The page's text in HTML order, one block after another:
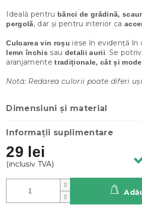
29 lei
Ideală pentru bănci de grădină,
pergolă, dar și pentru interior ca
Culoarea vin roșu iese în evidență în
lemn închis sau detalii aurii. Se
aranjamentetradiționale, cât și
Notă: Redarea culorii poate diferi
Dimensiuni și material
Informații suplimentare